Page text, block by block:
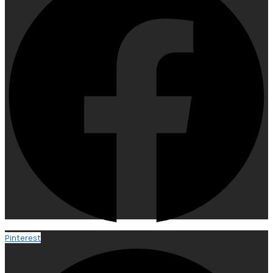
Pinterest